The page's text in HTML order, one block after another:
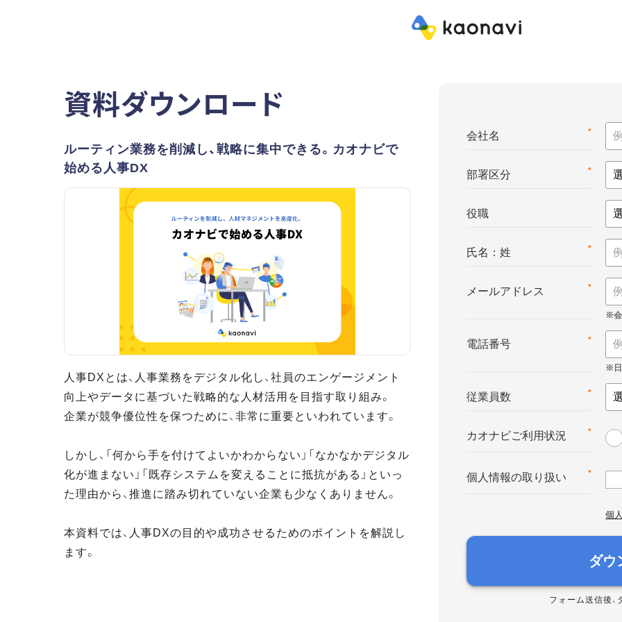
資料ダウンロード
ルーティン業務を削減し、戦略に集中できる。カオナビで
始める人事DX
人事DXとは、人事業務をデジタル化し、社員のエンゲージメント
向上やデータに基づいた戦略的な人材活用を目指す取り組み。
企業が競争優位性を保つために、非常に重要といわれています。
しかし、「何から手を付けてよいかわからない」「なかなかデジタル
化が進まない」「既存システムを変えることに抵抗がある」といっ
た理由から、推進に踏み切れていない企業も少なくありません。
本資料では、人事DXの目的や成功させるためのポイントを解説し
ます。
*
会社名
*
部署区分
役職
*
氏名：姓
*
メールアドレス
*
電話番号
*
従業員数
*
カオナビご利用状況
*
個人情報の取り扱い
個
ダウ
フォーム送信後